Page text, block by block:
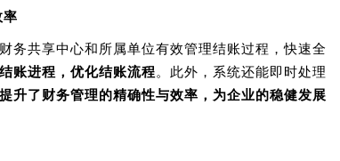
率
务共享中心和所属单位有效管理结账过程，快速全
账进程，优化结账流程。此外，系统还能即时处理
升了财务管理的精确性与效率，为企业的稳健发展